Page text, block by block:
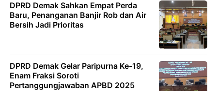
DPRD Demak Sahkan Empat Perda
Baru, Penanganan Banjir Rob dan Air
Bersih Jadi Prioritas
DPRD Demak Gelar Paripurna Ke-19,
Enam Fraksi Soroti
Pertanggungjawaban APBD 2025